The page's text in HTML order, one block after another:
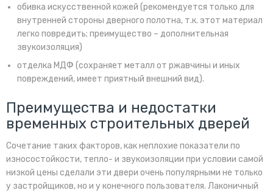
обивка искусственной кожей (рекомендуется только для
внутренней стороны дверного полотна, т.к. этот материал
легко повредить; преимущество – дополнительная
звукоизоляция)
отделка МДФ (сохраняет металл от ржавчины и иных
повреждений, имеет приятный внешний вид).
Преимущества и недостатки
временных строительных дверей
Сочетание таких факторов, как неплохие показатели по
износостойкости, тепло- и звукоизоляции при условии самой
низкой цены сделали эти двери очень популярными не только
у застройщиков, но и у конечного пользователя. Лаконичный